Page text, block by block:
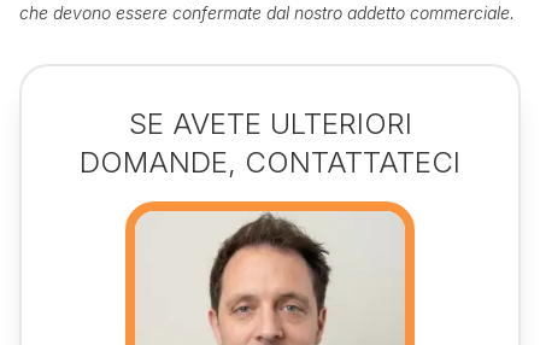
che devono essere confermate dal nostro addetto commerciale.
SE AVETE ULTERIORI
DOMANDE, CONTATTATECI